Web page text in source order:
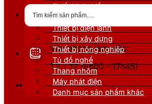
Văn phòng làm việc:
T2 - T7 (8h00 - 17h45)
Thiết bị đo kiểm
Thiết bị nâng đỡ
Thiết bị điện lạnh
Thiết bị xây dựng
Thiết bị nông nghiệp
Tủ đồ nghề
Thang nhôm
Máy phát điện
Danh mục sản phẩm khác